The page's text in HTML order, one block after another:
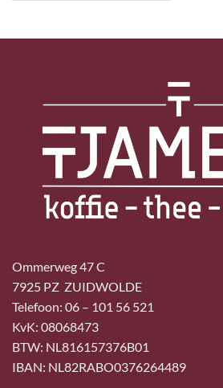
Ommerweg 47 C
7925 PZ ZUIDWOLDE
Telefoon: 06 – 101 56 521
KvK: 08068473
BTW: NL816157376B01
IBAN: NL82RABO0376264489